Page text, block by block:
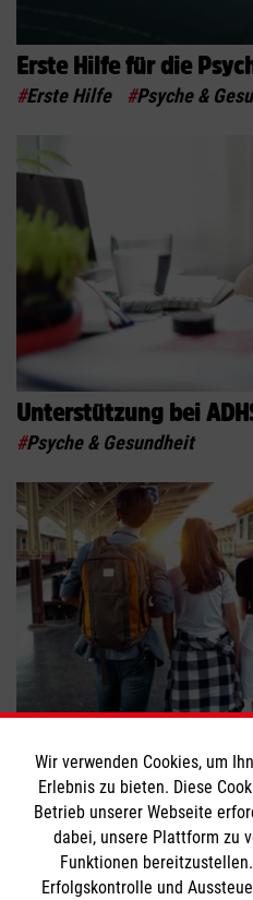
Erste Hilfe für die
#Erste Hilfe #Psyche &
Unterstützung bei
#Psyche & Gesundheit
Reisen, aber sicher!
Freizeitaktivitäten #
Bewerte
Wir verwenden Cookies, um
Erlebnis zu bieten. Diese
Betrieb unserer Webseite
dabei, unsere Plattform zu
Funktionen
Erfolgskontrolle und